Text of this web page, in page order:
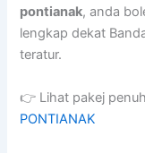
pontianak, anda
lengkap dekat
teratur.
👉 Lihat pakej
PONTIANAK